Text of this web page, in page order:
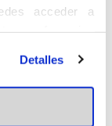
acceder a
preferencias
puedes
Detalles
de